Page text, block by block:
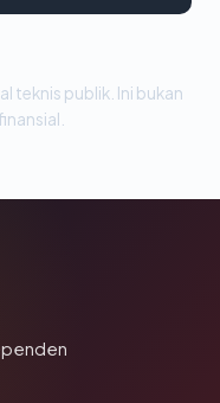
teknis publik. Ini bukan